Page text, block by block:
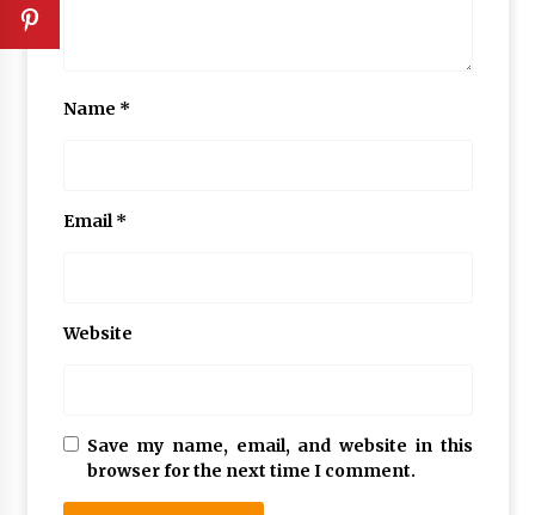
Name *
Email*
Website
Save my name, email, and website in this
browser for the next time I comment.